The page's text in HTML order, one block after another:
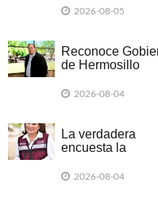
apoyo a negocios
2026-08-05
Reconoce
de Hermosillo
arquitecto José E.
2026-08-04
La verdadera
encuesta la
finales de agosto”:
2026-08-04